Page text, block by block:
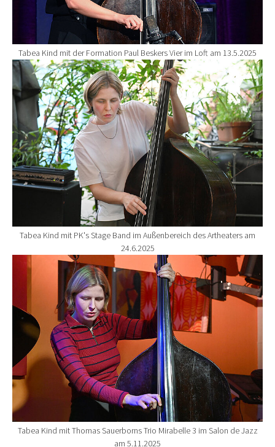
Tabea Kind mit der Formation Paul Beskers Vier im Loft am 13.5.2025
Show larger version for:
Tabea Kind mit PK's Stage Band im Außenbereich des Artheaters am
24.6.2025
Show larger version for:
Tabea Kind mit Thomas Sauerborns Trio Mirabelle 3 im Salon de Jazz
am 5.11.2025